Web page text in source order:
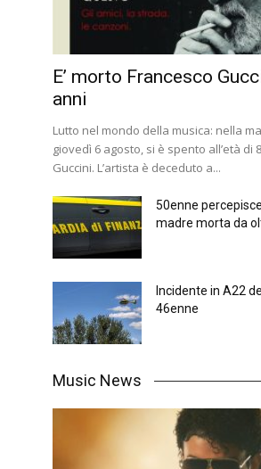
E’ morto Francesco
anni
Lutto nel mondo della musica: nella
giovedì 6 agosto, si è spento all’età di
Guccini. L’artista è deceduto a...
50enne
madre morta da
Incidente in A22
46enne
Music News